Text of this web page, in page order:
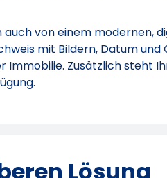
von einem modernen,
mit Bildern, Datum und
Immobilie. Zusätzlich steht
Lösung